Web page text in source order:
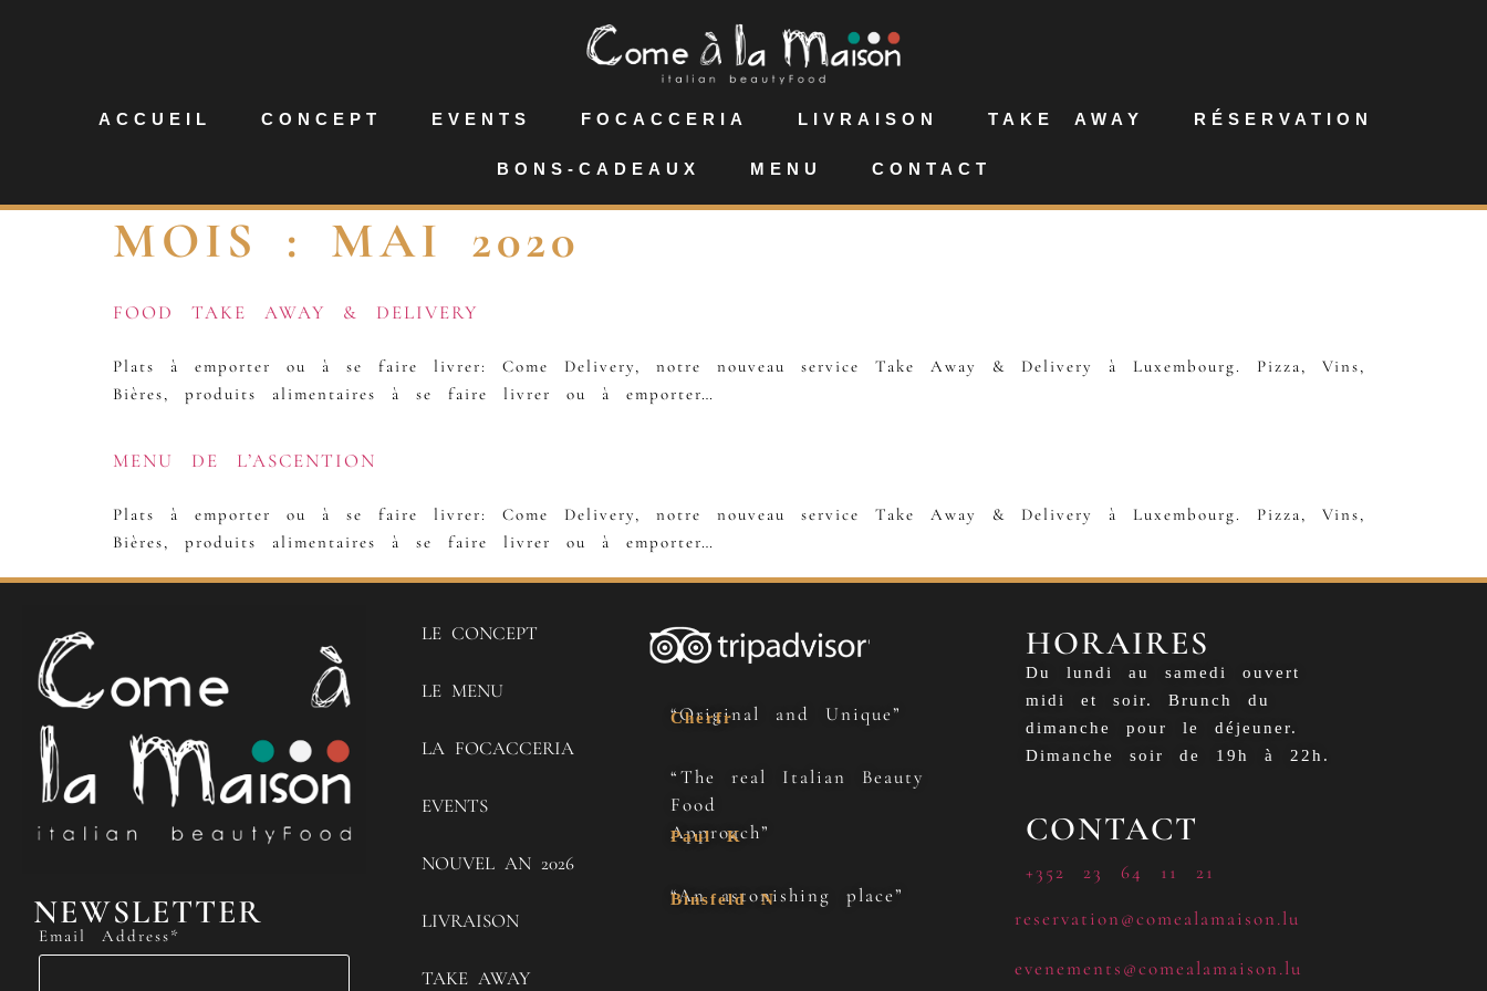
ACCUEIL CONCEPT EVENTS FOCACCERIA LIVRAISON TAKE AWAY RÉSERVATION
BONS-CADEAUX MENU CONTACT
MOIS : MAI 2020
FOOD TAKE AWAY & DELIVERY
Plats à emporter ou à se faire livrer: Come Delivery, notre nouveau service Take Away & Delivery à Luxembourg. Pizza, Vins,
Bières, produits alimentaires à se faire livrer ou à emporter…
MENU DE L’ASCENTION
Plats à emporter ou à se faire livrer: Come Delivery, notre nouveau service Take Away & Delivery à Luxembourg. Pizza, Vins,
Bières, produits alimentaires à se faire livrer ou à emporter…
NEWSLETTER
Email Address*
LE CONCEPT
LE MENU
LA FOCACCERIA
EVENTS
NOUVEL AN 2026
LIVRAISON
TAKE AWAY
“Original and Unique”
Cherfr
“The real Italian Beauty
Food
Approach”
Paul K
“An astonishing place”
Binsfeld N
HORAIRES
Du lundi au samedi ouvert
midi et soir. Brunch du
dimanche pour le déjeuner.
Dimanche soir de 19h à 22h.
CONTACT
+352 23 64 11 21
reservation@comealamaison.lu
evenements@comealamaison.lu